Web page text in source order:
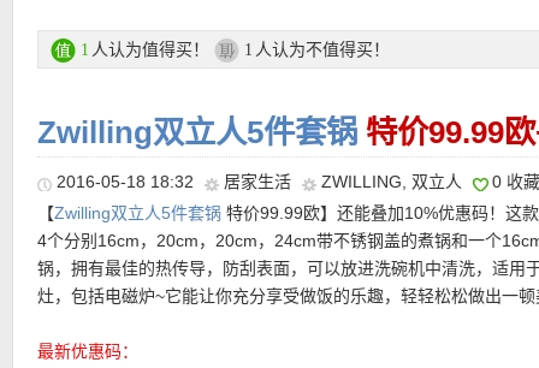
货
双立人活动链接在这里
【 Karstadt中文图文导购教程链接在此】
1 人认为值得买！ 1 人认为不值得买！
Zwilling双立人5件套锅 特价99.99
2016-05-18 18:32 居家生活 ZWILLING 双立人
0 收藏
【Zwilling双立人5件套锅 特价99.99欧】还能叠加10%优惠码！这
4个分别16cm，20cm，20cm，24cm带不锈钢盖的煮锅和一个
锅，拥有最佳的热传导，防刮表面，可以放进洗碗机中清洗，适用
灶，包括电磁炉~它能让你充分享受做饭的乐趣，轻轻松松做出一顿
最新优惠码：